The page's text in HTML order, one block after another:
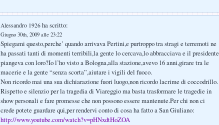
Alessandro 1926 ha scritto:
Giugno 30th, 2009 alle 23:22
Spiegami questo,perche’ quando arrivava Pertini,e purtroppo tra stragi e terremoti ne
ha passati tanti di momenti terribili,la gente lo cercava,lo abbracciava e il presidente
piangeva con loro?Io l’ho visto a Bologna,alla stazione,avevo 16 anni,girare tra le
macerie e la gente “senza scorta”,aiutare i vigili del fuoco.
Non ricordo mai una sua dichiarazione fuori luogo,non ricordo lacrime di coccodrillo.
Rispetto e silenzio per la tragedia di Viareggio ma basta trasformare le tragedie in
show personali e fare promesse che non possono essere mantenute.Per chi non ci
crede potete guardare qui,per rendervi conto di cosa ha fatto a San Giuliano:
http://www.youtube.com/watch?v=pHNxdtHoZOA